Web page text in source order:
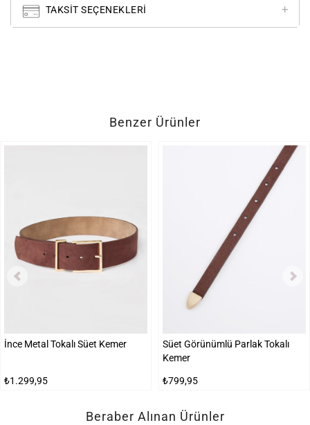
TAKSIT SEÇENEKLERI
Benzer Ürünler
İnce Metal Tokalı Süet Kemer
₺1.299,95
Süet Görünümlü Parlak Tokalı
Kemer
₺799,95
Beraber Alınan Ürünler